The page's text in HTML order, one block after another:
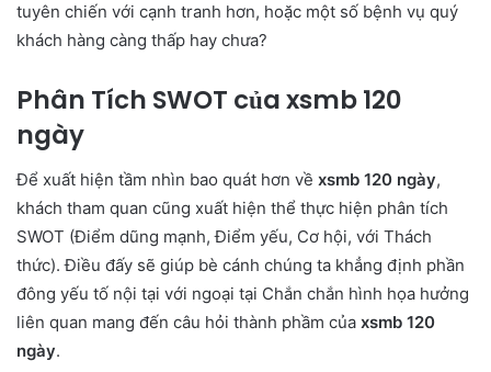
tuyên chiến với cạnh tranh hơn, hoặc một số bệnh vụ quý
khách hàng càng thấp hay chưa?
Phân Tích SWOT của xsmb 120
ngày
Để xuất hiện tầm nhìn bao quát hơn về xsmb 120 ngày,
khách tham quan cũng xuất hiện thể thực hiện phân tích
SWOT (Điểm dũng mạnh, Điểm yếu, Cơ hội, với Thách
thức). Điều đấy sẽ giúp bè cánh chúng ta khẳng định phần
đông yếu tố nội tại với ngoại tại Chắn chắn hình họa hưởng
liên quan mang đến câu hỏi thành phầm của xsmb 120
ngày.